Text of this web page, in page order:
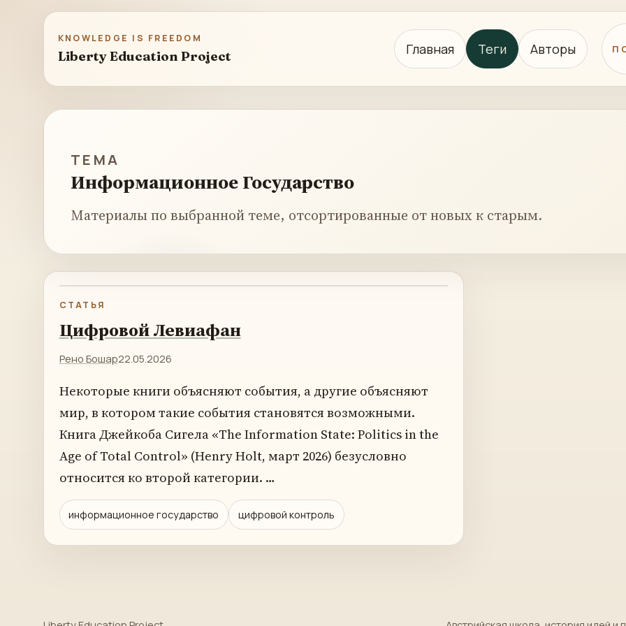
KNOWLEDGE IS FREEDOM
Liberty Education Project Главная Теги Авторы
ТЕМА
Информационное Государство
Материалы по выбранной теме, отсортированные от новых к старым.
СТАТЬЯ
Цифровой Левиафан
Рено Бошар22.05.2026
Некоторые книги объясняют события, а другие объясняют
мир, в котором такие события становятся возможными.
Книга Джейкоба Сигела «The Information State: Politics in the
Age of Total Control» (Henry Holt, март 2026) безусловно
относится ко второй категории. …
информационное государство цифровой контроль